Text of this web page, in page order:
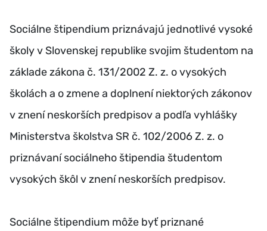
Sociálne štipendium priznávajú jednotlivé vysoké
školy v Slovenskej republike svojim študentom na
základe zákona č. 131/2002 Z. z. o vysokých
školách a o zmene a doplnení niektorých zákonov
v znení neskorších predpisov a podľa vyhlášky
Ministerstva školstva SR č. 102/2006 Z. z. o
priznávaní sociálneho štipendia študentom
vysokých škôl v znení neskorších predpisov.
Sociálne štipendium môže byť priznané